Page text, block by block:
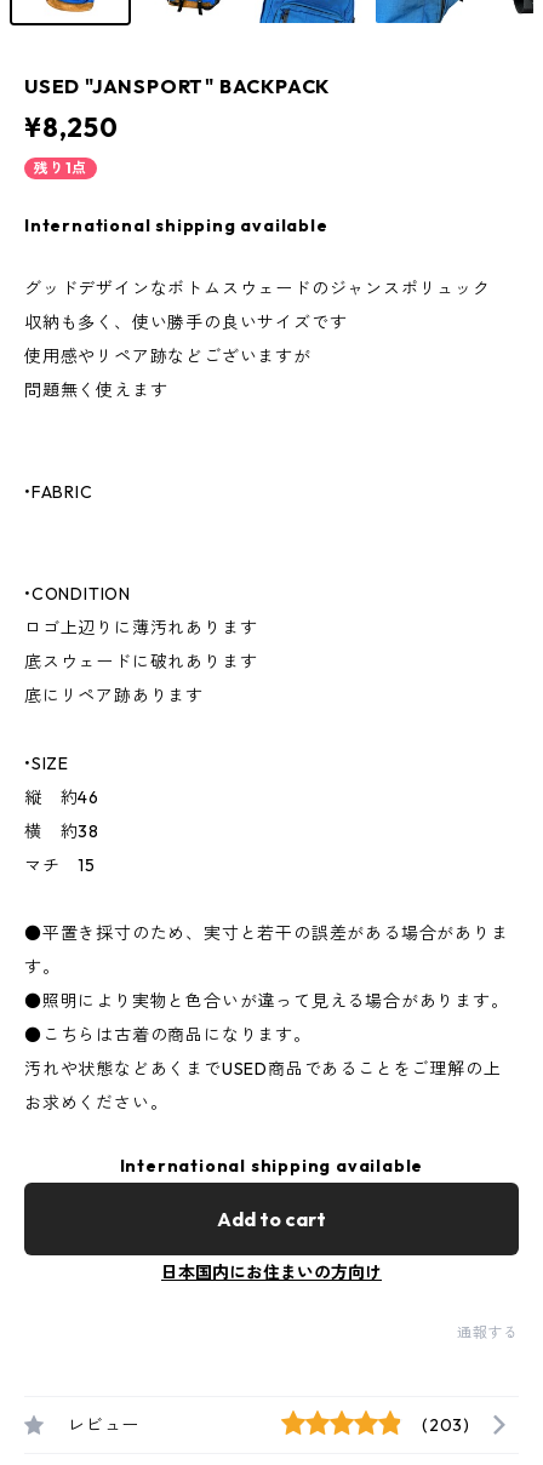
USED "JANSPORT" BACKPACK
¥8,250
残り1点
International shipping available
グッドデザインなボトムスウェードのジャンスポリュック
収納も多く、使い勝手の良いサイズです
使用感やリペア跡などございますが
問題無く使えます
•FABRIC
•CONDITION
ロゴ上辺りに薄汚れあります
底スウェードに破れあります
底にリペア跡あります
•SIZE
縦 約46
横 約38
マチ 15
●平置き採寸のため、実寸と若干の誤差がある場合がありま
す。
●照明により実物と色合いが違って見える場合があります。
●こちらは古着の商品になります。
汚れや状態などあくまでUSED商品であることをご理解の上
お求めください。
International shipping available
Add to cart
日本国内にお住まいの方向け
通報する
レビュー (203)